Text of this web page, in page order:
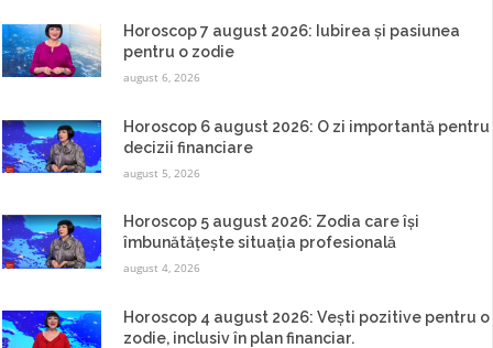
Horoscop 7 august 2026: Iubirea și pasiunea
pentru o zodie
august 6, 2026
Horoscop 6 august 2026: O zi importantă pentru
decizii financiare
august 5, 2026
Horoscop 5 august 2026: Zodia care își
îmbunătățește situația profesională
august 4, 2026
Horoscop 4 august 2026: Vești pozitive pentru o
zodie, inclusiv în plan financiar.